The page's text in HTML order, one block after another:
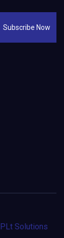
Subscribe Now
PLt Solutions